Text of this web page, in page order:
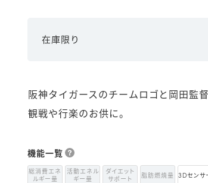
在庫限り
阪神タイガースのチームロゴと岡田監
観戦や行楽のお供に。
機能一覧
総消費エネ
ルギー量
活動エネル
ギー量
ダイエット
サポート
脂肪燃焼量 3Dセンサ